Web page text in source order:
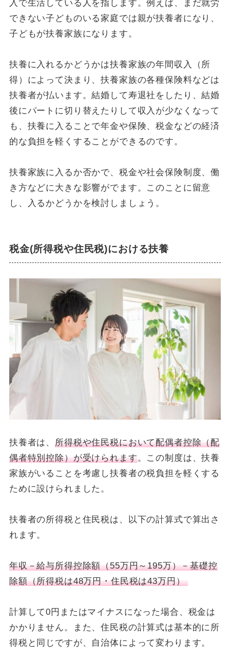
入で生活している人を指します。例えば、まだ就労
できない子どものいる家庭では親が扶養者になり、
子どもが扶養家族になります。
扶養に入れるかどうかは扶養家族の年間収入（所
得）によって決まり、扶養家族の各種保険料などは
扶養者が払います。結婚して寿退社をしたり、結婚
後にパートに切り替えたりして収入が少なくなって
も、扶養に入ることで年金や保険、税金などの経済
的な負担を軽くすることができるのです。
扶養家族に入るか否かで、税金や社会保険制度、働
き方などに大きな影響がでます。このことに留意
し、入るかどうかを検討しましょう。
税金(所得税や住民税)における扶養
扶養者は、所得税や住民税において配偶者控除（配
偶者特別控除）が受けられます。この制度は、扶養
家族がいることを考慮し扶養者の税負担を軽くする
ために設けられました。
扶養者の所得税と住民税は、以下の計算式で算出さ
れます。
年収－給与所得控除額（55万円～195万）－基礎控
除額（所得税は48万円・住民税は43万円）
計算して0円またはマイナスになった場合、税金は
かかりません。また、住民税の計算式は基本的に所
得税と同じですが、自治体によって変わります。